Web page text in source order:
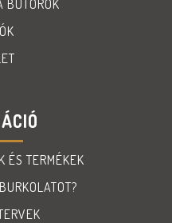
BÚTOROK
ÉS TERMÉKEK